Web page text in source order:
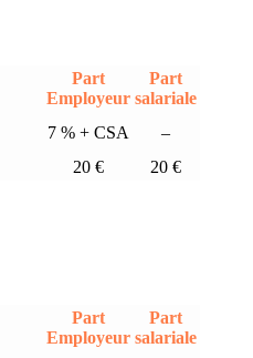
Part
Employeur
Part
salariale
7 % + CSA
–
20 € 20 €
Part
Employeur
Part
salariale